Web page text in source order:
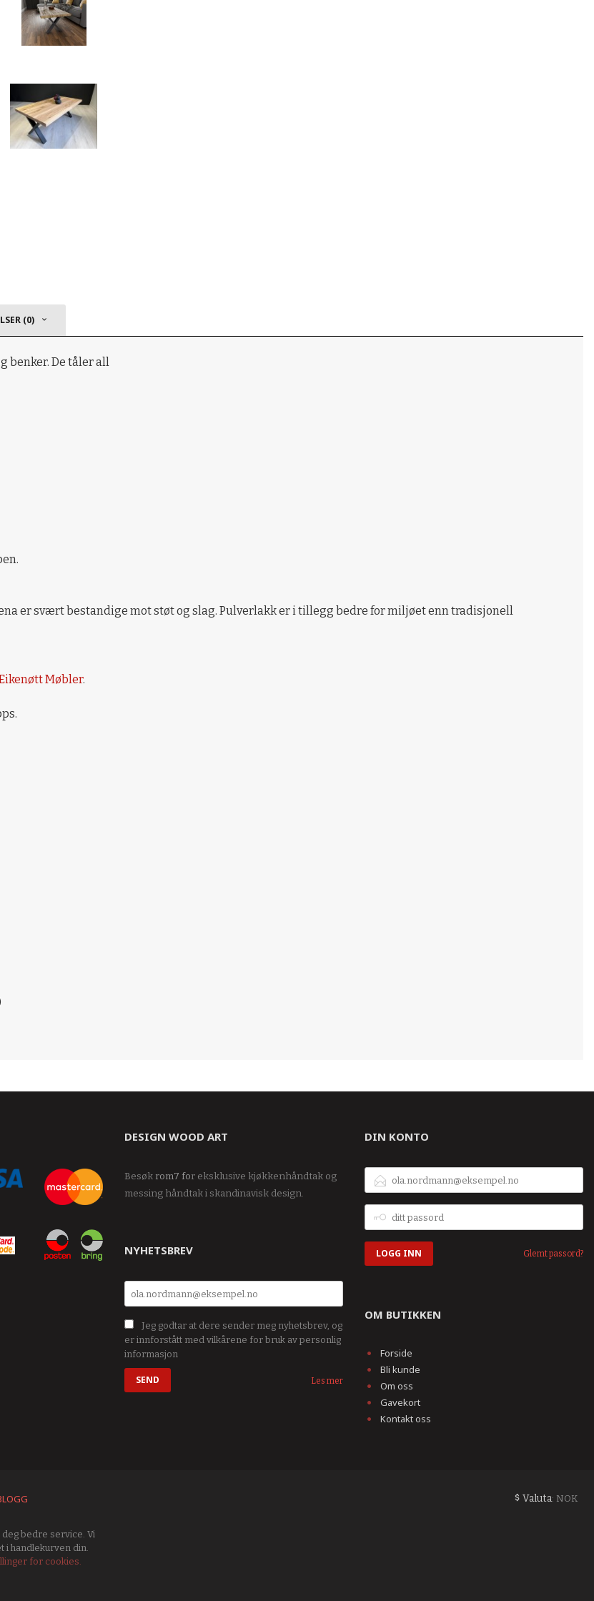
(0)
benker. De tåler all
er svært bestandige mot støt og slag. Pulverlakk er i tillegg bedre for miljøet enn tradisjonell
Møbler.
DESIGN WOOD ART
Besøk rom7 for eksklusive kjøkkenhåndtak og
messing håndtak i skandinavisk design.
NYHETSBREV
Jeg godtar at dere sender meg nyhetsbrev, og
er innforstått med vilkårene for bruk av personlig
informasjon
Les mer
DIN KONTO
E-
POSTADRESSE
DITT
PASSORD
Glemt passord?
OM BUTIKKEN
Forside
Bli kunde
Om oss
Gavekort
Kontakt oss
Valuta: NOK
bedre service. Vi
i handlekurven din.
for cookies.